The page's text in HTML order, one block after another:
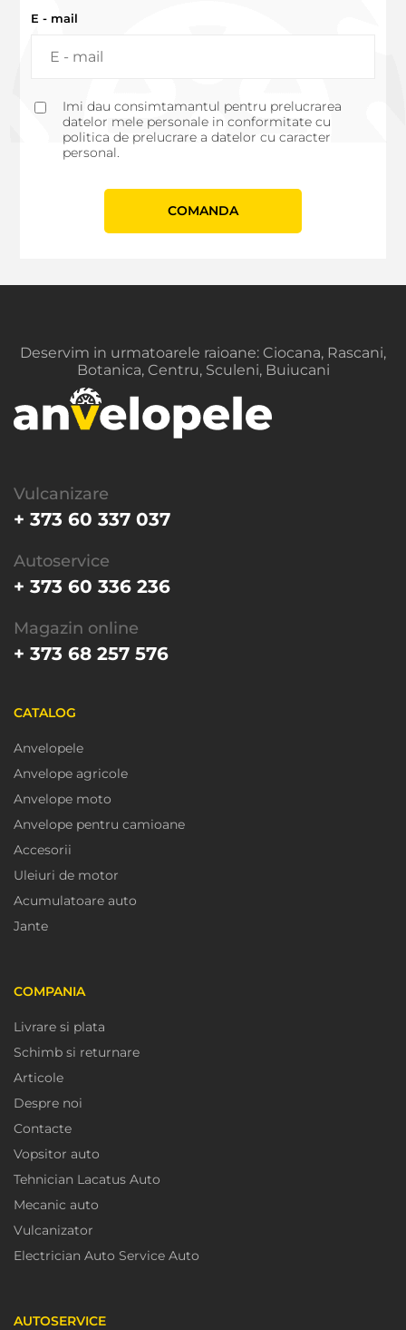
E - mail
Imi dau consimtamantul pentru prelucrarea
datelor mele personale in conformitate cu
politica de prelucrare a datelor cu caracter
personal.
СOMANDA
Deservim in urmatoarele raioane: Ciocana, Rascani,
Botanica, Centru, Sculeni, Buiucani
Vulcanizare
+ 373 60 337 037
Autoservice
+ 373 60 336 236
Magazin online
+ 373 68 257 576
CATALOG
Anvelopele
Anvelope agricole
Anvelope moto
Anvelope pentru camioane
Accesorii
Uleiuri de motor
Acumulatoare auto
Jante
COMPANIA
Livrare si plata
Schimb si returnare
Articole
Despre noi
Contacte
Vopsitor auto
Tehnician Lacatus Auto
Mecanic auto
Vulcanizator
Electrician Auto Service Auto
AUTOSERVICE